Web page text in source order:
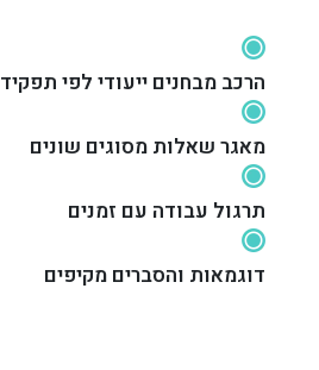
הרכב מבחנים ייעודי לפי תפקיד
מאגר שאלות מסוגים שונים
תרגול עבודה עם זמנים
דוגמאות והסברים מקיפים